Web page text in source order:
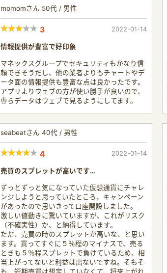
momomさん 50代 / 男性
3 2022-01-14
情報提供が豊富で好印象
マネックスグループでセキュリティもかなり信
頼できそうだし、他の業者よりもチャートやデ
ータ面の情報提供も豊富な点は良かったです。
アプリよりウェブの方が使い勝手が良いので、
専らデータはウェブで見るようにしてます。
seabeatさん 40代 / 男性
4 2022-01-14
売買のスプレットが高いです…
ずっとずっと気になっていた仮想通貨にチャレ
ンジしようと思っていたところ、キャンペーン
があったので思いきって口座開設しました。
激しい値動きに驚いていますが、これがリスク
（不確実性）か、と納得しています。
ただ、売買の時のスプレットが高いな、と思い
ます。買ってすぐに５％程のマイナスで、売る
ときも５％程スプレットで負けているため、相
当上がってないと利益は出ないですね。そもそ